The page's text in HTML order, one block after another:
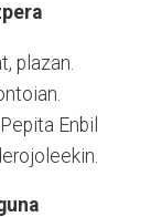
plazan.
Enbil